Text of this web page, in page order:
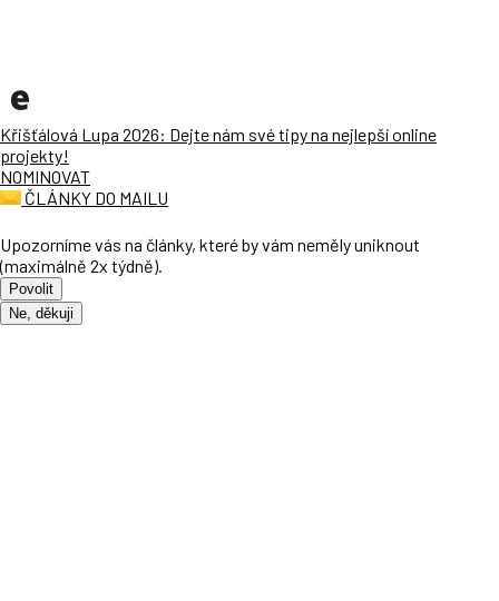
Křišťálová Lupa 2026: Dejte nám své tipy na nejlepší online
projekty!
NOMINOVAT
ČLÁNKY DO MAILU
Upozorníme vás na články, které by vám neměly uniknout
(maximálně 2x týdně).
Povolit
Ne, děkuji